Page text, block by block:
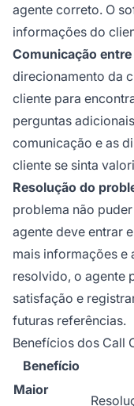
agente correto. O
informações do
Comunicação
direcionamento da
cliente para
perguntas
comunicação e as
cliente se sinta
Resolução do
problema não
agente deve entrar
mais informações e
resolvido, o agente
satisfação e
futuras referências.
Benefícios dos Call
Benefício
Maior